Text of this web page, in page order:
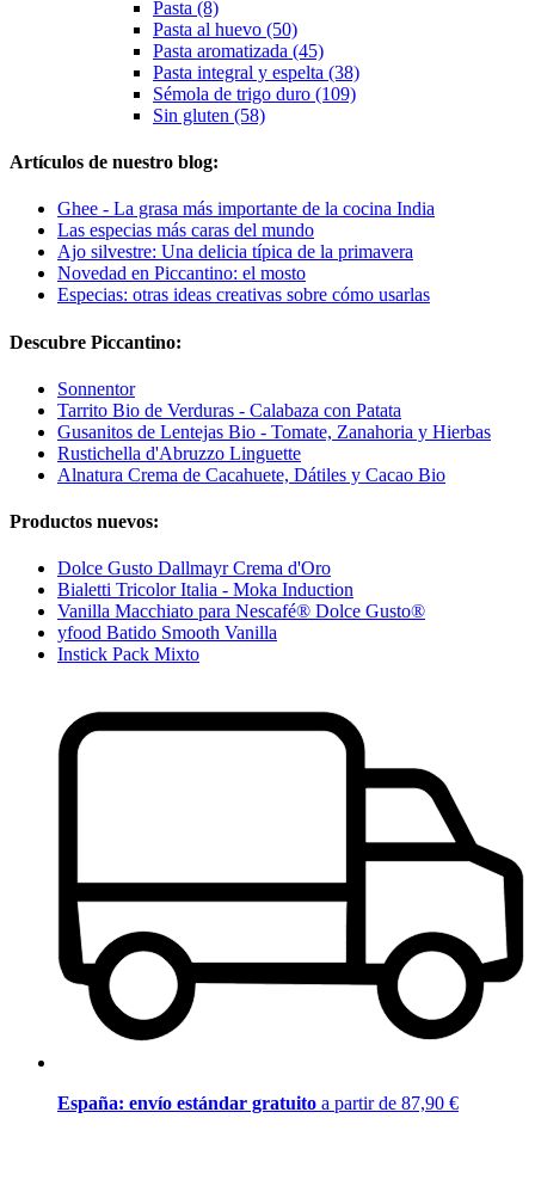
Pasta (8)
Pasta al huevo (50)
Pasta aromatizada (45)
Pasta integral y espelta (38)
Sémola de trigo duro (109)
Sin gluten (58)
Artículos de nuestro blog:
Ghee - La grasa más importante de la cocina India
Las especias más caras del mundo
Ajo silvestre: Una delicia típica de la primavera
Novedad en Piccantino: el mosto
Especias: otras ideas creativas sobre cómo usarlas
Descubre Piccantino:
Sonnentor
Tarrito Bio de Verduras - Calabaza con Patata
Gusanitos de Lentejas Bio - Tomate, Zanahoria y Hierbas
Rustichella d'Abruzzo Linguette
Alnatura Crema de Cacahuete, Dátiles y Cacao Bio
Productos nuevos:
Dolce Gusto Dallmayr Crema d'Oro
Bialetti Tricolor Italia - Moka Induction
Vanilla Macchiato para Nescafé® Dolce Gusto®
yfood Batido Smooth Vanilla
Instick Pack Mixto
España: envío estándar gratuito a partir de 87,90 €